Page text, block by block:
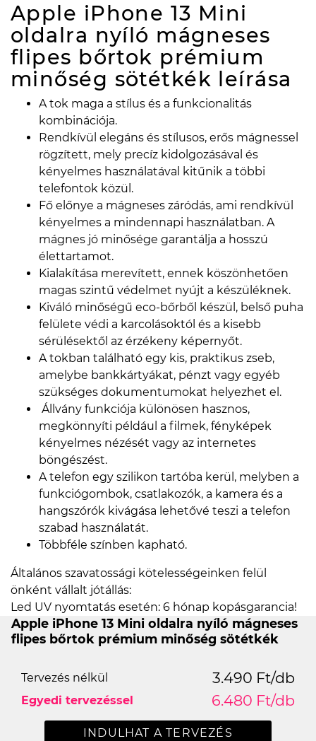
Apple iPhone 13 Mini
oldalra nyíló mágneses
flipes bőrtok prémium
minőség sötétkék leírása
A tok maga a stílus és a funkcionalitás
kombinációja.
Rendkívül elegáns és stílusos, erős mágnessel
rögzített, mely precíz kidolgozásával és
kényelmes használatával kitűnik a többi
telefontok közül.
Fő előnye a mágneses záródás, ami rendkívül
kényelmes a mindennapi használatban. A
mágnes jó minősége garantálja a hosszú
élettartamot.
Kialakítása merevített, ennek köszönhetően
magas szintű védelmet nyújt a készüléknek.
Kiváló minőségű eco-bőrből készül, belső puha
felülete védi a karcolásoktól és a kisebb
sérülésektől az érzékeny képernyőt.
A tokban található egy kis, praktikus zseb,
amelybe bankkártyákat, pénzt vagy egyéb
szükséges dokumentumokat helyezhet el.
Állvány funkciója különösen hasznos,
megkönnyíti például a filmek, fényképek
kényelmes nézését vagy az internetes
böngészést.
A telefon egy szilikon tartóba kerül, melyben a
funkciógombok, csatlakozók, a kamera és a
hangszórók kivágása lehetővé teszi a telefon
szabad használatát.
Többféle színben kapható.
Általános szavatossági kötelességeinken felül
önként vállalt jótállás:
Led UV nyomtatás esetén: 6 hónap kopásgarancia!
Apple iPhone 13 Mini oldalra nyíló mágneses
flipes bőrtok prémium minőség sötétkék
Tervezés nélkül 3.490 Ft/db
Egyedi tervezéssel 6.480 Ft/db
INDULHAT A TERVEZÉS